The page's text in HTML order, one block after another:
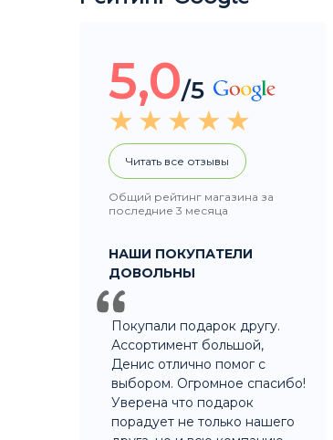
5,0/5
Читать все отзывы
Общий рейтинг магазина за
последние 3 месяца
НАШИ ПОКУПАТЕЛИ
ДОВОЛЬНЫ
Покупали подарок другу.
Ассортимент большой,
Денис отлично помог с
выбором. Огромное спасибо!
Уверена что подарок
порадует не только нашего
ул. Осенний бульвар
18к1
На карте